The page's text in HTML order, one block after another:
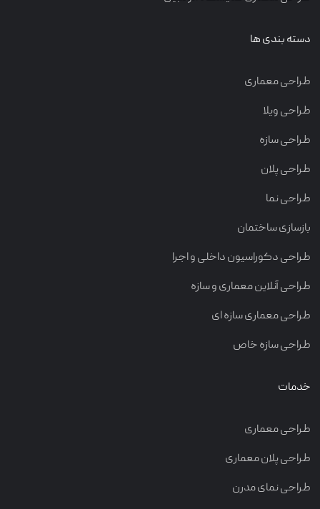
دسته بندی ها
طراحی معماری
طراحی ویلا
طراحی سازه
طراحی پلان
طراحی نما
بازسازی ساختمان
طراحی دکوراسیون داخلی و اجرا
طراحی آنلاین معماری و سازه
طراحی معماری سازه ای
طراحی سازه خاص
خدمات
طراحی معماری
طراحی پلان معماری
طراحی نمای مدرن